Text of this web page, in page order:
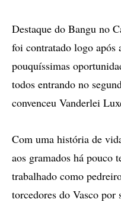
Destaque do Bangu no
foi contratado logo após
pouquíssimas
todos entrando no
convenceu Vanderlei
Com uma história de
aos gramados há pouco
trabalhado como
torcedores do Vasco por